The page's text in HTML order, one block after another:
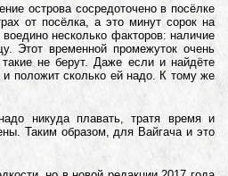
острова сосредоточено в посёлке
от посёлка, а это минут сорок на
несколько факторов: наличие
Этот временной промежуток очень
не берут. Даже если и найдёте
и положит сколько ей надо. К тому же
никуда плавать, тратя время и
Таким образом, для Вайгача и это